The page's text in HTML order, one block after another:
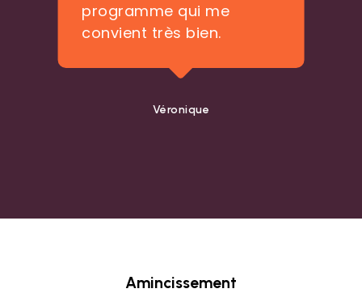
programme qui me
convient très bien.
Véronique
Amincissement